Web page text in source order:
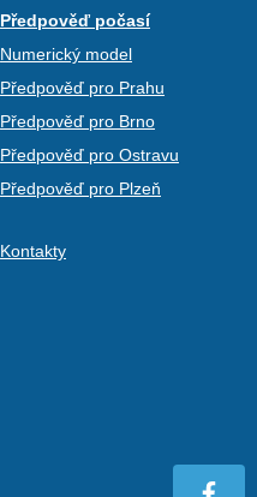
Předpověď počasí
Numerický model
Předpověď pro Prahu
Předpověď pro Brno
Předpověď pro Ostravu
Předpověď pro Plzeň
Kontakty